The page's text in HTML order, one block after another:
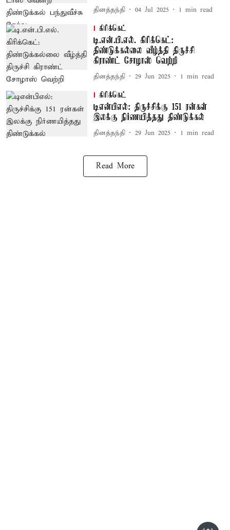
தினத்தந்தி 04 Jul 2025 1 min read
கிரிக்கெட்
டி.என்.பி.எல். கிரிக்கெட்:
திண்டுக்கல்லை வீழ்த்தி திருச்சி
கிராண்ட் சோழாஸ் வெற்றி
தினத்தந்தி 29 Jun 2025 1 min read
கிரிக்கெட்
டிஎன்பிஎல்: திருச்சிக்கு 151 ரன்கள்
இலக்கு நிர்ணயித்தது திண்டுக்கல்
தினத்தந்தி 29 Jun 2025 1 min read
Read More